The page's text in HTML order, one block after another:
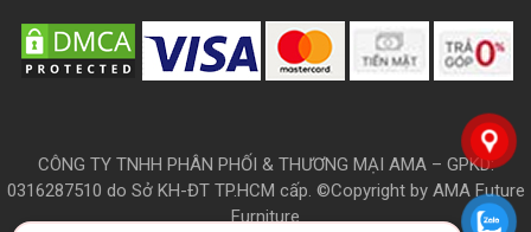
CÔNG TY TNHH PHÂN PHỐI & THƯƠNG MẠI AMA – GPKD:
0316287510 do Sở KH-ĐT TP.HCM cấp. ©Copyright by AMA Future
Furniture